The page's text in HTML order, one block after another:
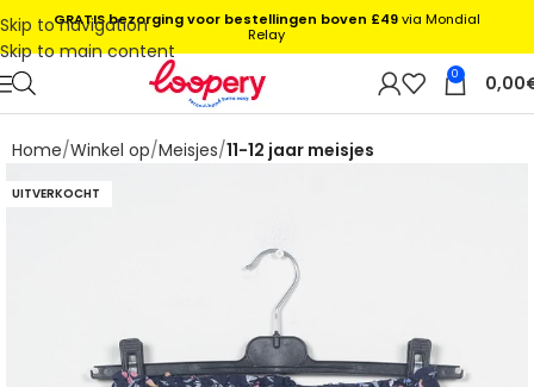
Skip to navigation
Skip to main content
0 0,00
Home Winkel op Meisjes 11-12 jaar meisjes
UITVERKOCHT
GRATIS bezorging voor bestellingen boven £49via Mondial
Relay